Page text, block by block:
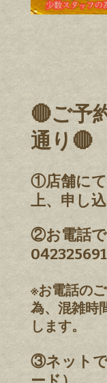
🔴ご予
通り🔴
①店舗にて
上、申し込
②お電話
※お電話の
為、混雑時
します。
③ネットで